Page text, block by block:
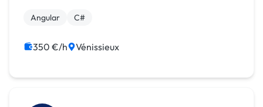
», Windows, NUnit, Azure DevOps, SonarQube, UI
Angular C#
350 €/h Vénissieux